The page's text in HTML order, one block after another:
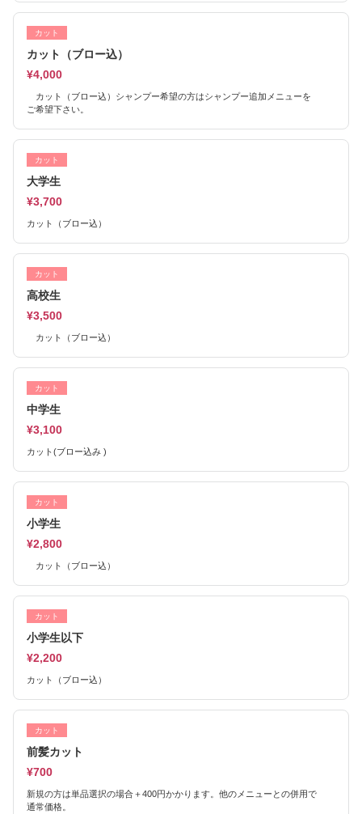
カット
カット（ブロー込）
¥4,000
カット（ブロー込）シャンプー希望の方はシャンプー追加メニューを
ご希望下さい。
カット
大学生
¥3,700
カット（ブロー込）
カット
高校生
¥3,500
カット（ブロー込）
カット
中学生
¥3,100
カット(ブロー込み )
カット
小学生
¥2,800
カット（ブロー込）
カット
小学生以下
¥2,200
カット（ブロー込）
カット
前髪カット
¥700
新規の方は単品選択の場合＋400円かかります。他のメニューとの併用で
通常価格。